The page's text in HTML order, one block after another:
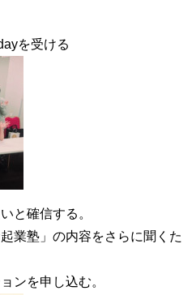
を受ける
と確信する。
塾」の内容をさらに聞くた
を申し込む。